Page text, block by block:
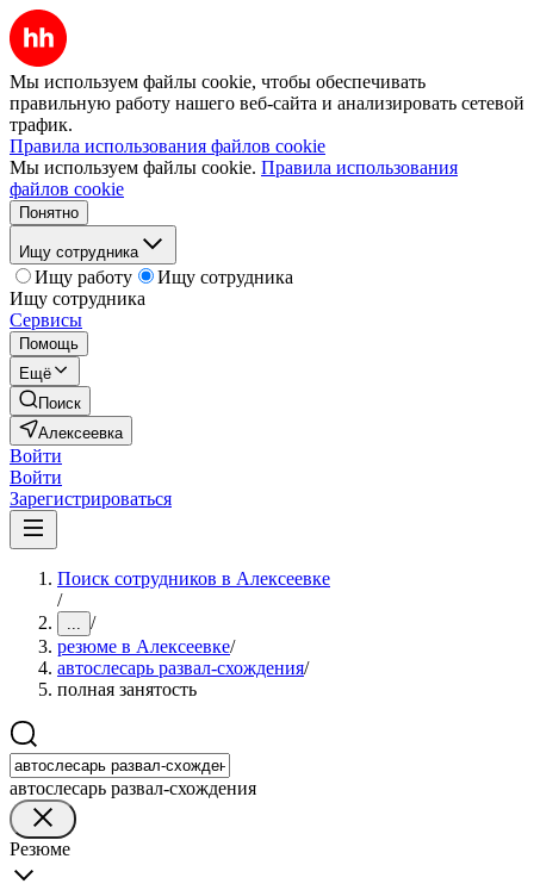
Мы используем файлы cookie, чтобы обеспечивать
правильную работу нашего веб-сайта и анализировать сетевой
трафик.
Правила использования файлов cookie
Мы используем файлы cookie. Правила использования
файлов cookie
Понятно
Ищу сотрудника
Ищу работу
Ищу сотрудника
Ищу сотрудника
Сервисы
Помощь
Ещё
Поиск
Алексеевка
Войти
Войти
Зарегистрироваться
Поиск сотрудников в Алексеевке
/
... /
резюме в Алексеевке/
автослесарь развал-схождения/
полная занятость
автослесарь развал-схождения
Резюме